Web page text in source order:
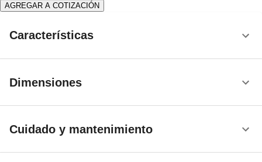
AGREGAR A COTIZACIÓN
Características
Dimensiones
Cuidado y mantenimiento